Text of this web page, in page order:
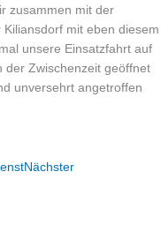
zusammen mit der
mit eben diesem
unsere Einsatzfahrt auf
der Zwischenzeit geöffnet
unversehrt angetroffen
Nächster